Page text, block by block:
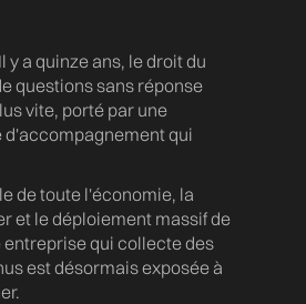
a quinze ans, le droit du
questions sans réponse
vite, porté par une
d'accompagnement qui
de toute l'économie, la
et le déploiement massif de
qui collecte des
est désormais exposée à